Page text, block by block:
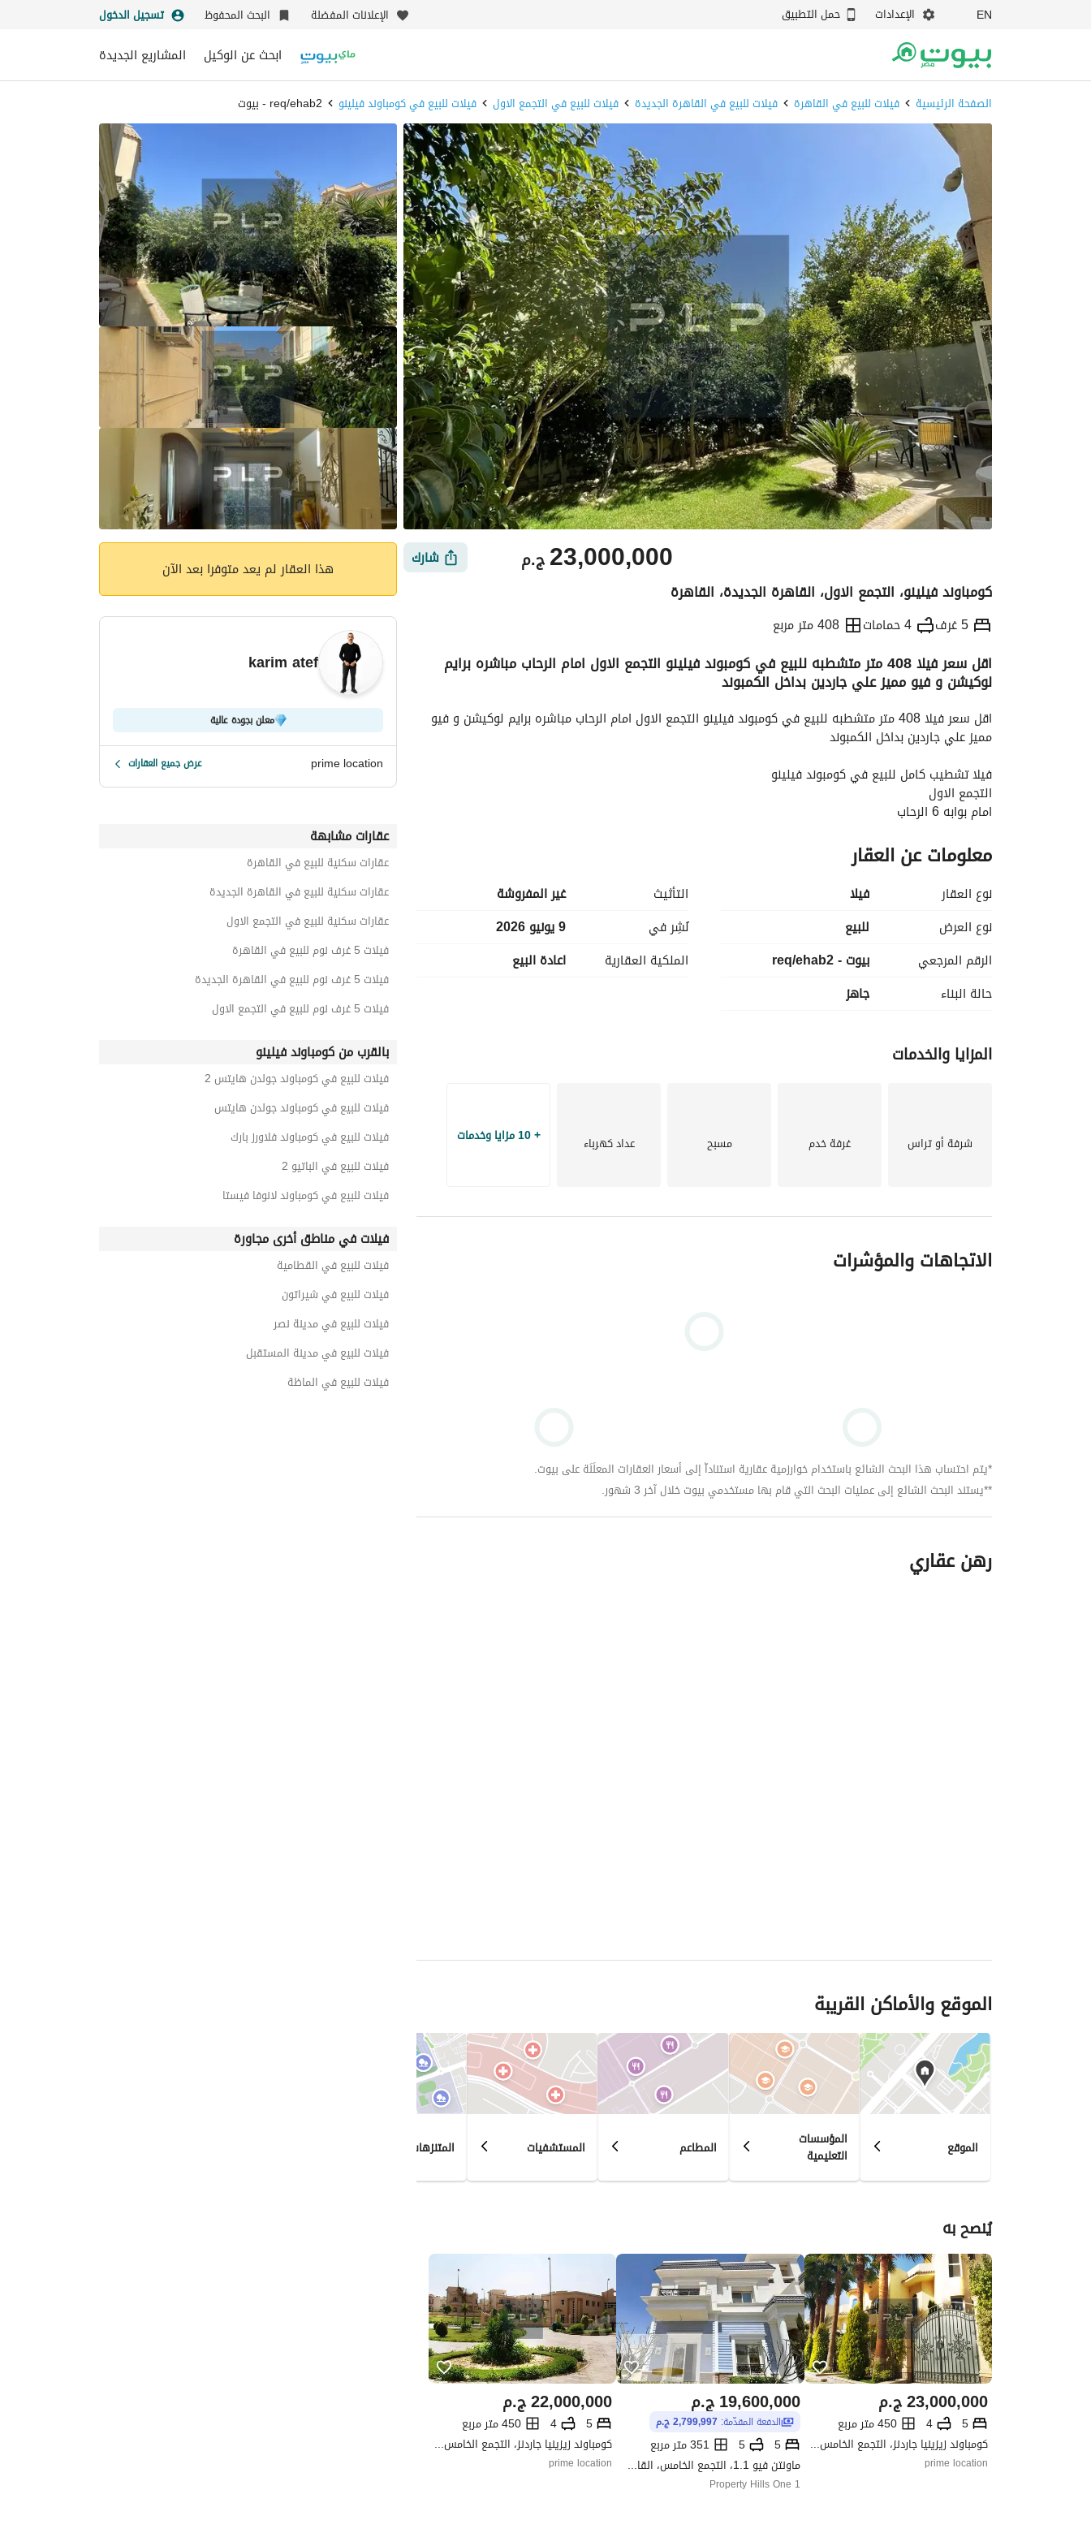
EN الإعدادات حمل التطبيق الإعلانات المفضلة البحث المحفوظ تسجيل الدخول
ابحث عن الوكيل المشاريع الجديدة
الصفحة الرئيسية فيلات للبيع في القاهرة فيلات للبيع في القاهرة الجديدة فيلات للبيع في التجمع الاول فيلات للبيع في كومباوند فيلينو req/ehab2 - بيوت
ج.م23,000,000 شارك
كومباوند فيلينو، التجمع الاول، القاهرة الجديدة، القاهرة
5 غرف 4 حمامات 408 متر مربع
التفاصيل الاتجاهات والمؤشرات رهن عقاري الموقع والأماكن القريبة
اقل سعر فيلا 408 متر متشطبه للبيع في كومبوند فيلينو التجمع الاول امام الرحاب مباشره برايم
لوكيشن و فيو مميز علي جاردين بداخل الكمبوند
مميز علي جاردين بداخل الكمبوند
فيلا تشطيب كامل للبيع في كومبوند فيلينو
التجمع الاول
امام بوابه 6 الرحاب
محور السادات
بالقرب من النائب العام
وديار
مساحه الارض 205 متر
مساحه المباني 408 متر
بيزمنت وارضي واول ورووف
5 غرف نوم
موقع الفيلا
معلومات عن العقار
نوع العقار
فیلا
نوع العرض
للبيع
الرقم المرجعي
بيوت - req/ehab2
حالة البناء
جاهز
التأثيث
غير المفروشة
نُشِر في
9 يونيو 2026
الملكية العقارية
اعادة البيع
المزايا والخدمات
شرفة أو تراس غرفة خدم مسبح عداد كهرباء + 10 مزايا وخدمات
الاتجاهات والمؤشرات
*يتم احتساب هذا البحث الشائع باستخدام خوارزمية عقارية استناداّ إلى أسعار العقارات المعلَنَة على بيوت.
**يستند البحث الشائع إلى عمليات البحث التي قام بها مستخدمي بيوت خلال آخر 3 شهور.
رهن عقاري
الموقع والأماكن القريبة
الموقع المؤسسات
التعليمية المطاعم المستشفيات المتنزهات
يُنصح به
ج.م23,000,000
5
4
450 متر مربع
كومباوند زيزينيا جاردنز، التجمع الخامس، القاهرة الجديدة، القاهرة
prime location
ج.م19,600,000
الدفعة المقدّمة:2,799,997 ج.م
5
5
351 متر مربع
ماونتن فيو 1.1، التجمع الخامس، القاهرة الجديدة، القاهرة
Property Hills One 1
ج.م22,000,000
5
4
450 متر مربع
كومباوند زيزينيا جاردنز، التجمع الخامس، القاهرة الجديدة، القاهرة
prime location
هذا العقار لم يعد متوفرا بعد الآن
karim atef
معلن بجودة عالية
prime location عرض جميع العقارات
عقارات مشابهة
عقارات سكنية للبيع في القاهرة
عقارات سكنية للبيع في القاهرة الجديدة
عقارات سكنية للبيع في التجمع الاول
فيلات 5 غرف نوم للبيع في القاهرة
فيلات 5 غرف نوم للبيع في القاهرة الجديدة
فيلات 5 غرف نوم للبيع في التجمع الاول
بالقرب من كومباوند فيلينو
فيلات للبيع في كومباوند جولدن هايتس 2
فيلات للبيع في كومباوند جولدن هايتس
فيلات للبيع في كومباوند فلاورز بارك
فيلات للبيع في الباتيو 2
فيلات للبيع في كومباوند لانوفا فيستا
فيلات في مناطق أخرى مجاورة
فيلات للبيع في القطامية
فيلات للبيع في شيراتون
فيلات للبيع في مدينة نصر
فيلات للبيع في مدينة المستقبل
فيلات للبيع في الماظة